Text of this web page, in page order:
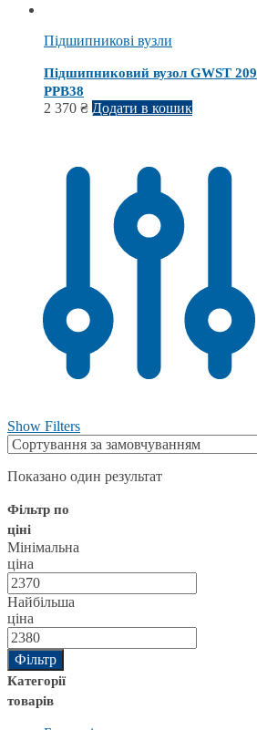
Підшипникові вузли
Підшипниковий вузол GWST 209
PPB38
2 370 ₴ Додати в кошик
Show Filters
Показано один результат
Фільтр по
ціні
Мінімальна
ціна
Найбільша
ціна
Фільтр
Категорії
товарів